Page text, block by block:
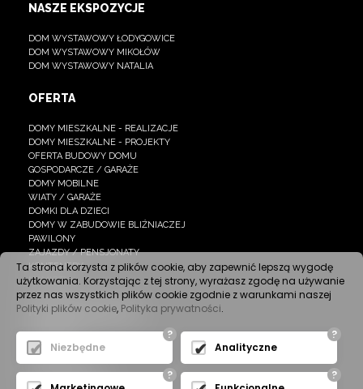
NASZE EKSPOZYCJE
DOM WYSTAWOWY ŁODYGOWICE
DOM WYSTAWOWY MIKOŁÓW
DOM WYSTAWOWY NATALIA
OFERTA
DOMY MIESZKALNE - REALIZACJE
DOMY MIESZKALNE - PROJEKTY
OFERTA BUDOWY DOMU
GOSPODARCZE / GARAŻE
DOMY MOBILNE
WIATY / GARAŻE
DOMKI DLA DZIECI
DOMY W ZABUDOWIE BLIŹNIACZEJ
PAWILONY
ZAJAZDY / PENSJONATY
KONTENERY
NAMIOTY
NASZE REALIZACJE
GALERIA
BAZA WIEDZY
Ta strona korzysta z plików cookie, aby zapewnić lepszą wygodę
użytkowania. Korzystając z tej strony, wyrażasz zgodę na używanie
przez nas wszystkich plików cookie zgodnie z warunkami naszej
Polityki plików cookie, Polityka prywatności.
?
Niezbędne
?
Analityczne
?
?